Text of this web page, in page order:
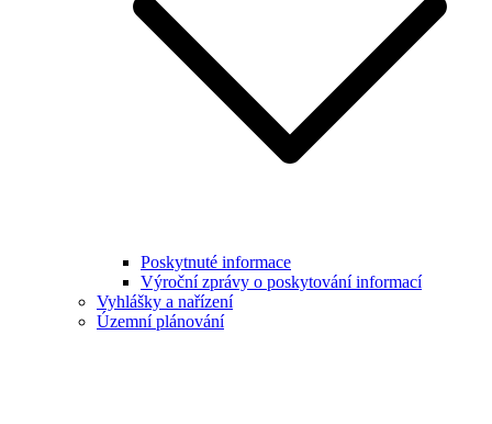
Poskytnuté informace
Výroční zprávy o poskytování informací
Vyhlášky a nařízení
Územní plánování